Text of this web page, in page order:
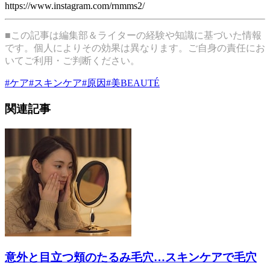
https://www.instagram.com/rnmms2/
■この記事は編集部＆ライターの経験や知識に基づいた情報
です。個人によりその効果は異なります。ご自身の責任にお
いてご利用・ご判断ください。
#ケア#スキンケア#原因#美BEAUTÉ
関連記事
意外と目立つ頬のたるみ毛穴…スキンケアで毛穴